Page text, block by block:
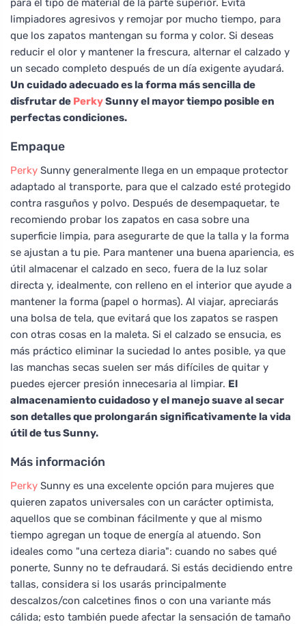
limpiadores agresivos y remojar por mucho tiempo, para
que los zapatos mantengan su forma y color. Si deseas
reducir el olor y mantener la frescura, alternar el calzado y
un secado completo después de un día exigente ayudará.
Un cuidado adecuado es la forma más sencilla de
disfrutar de PerkySunny el mayor tiempo posible en
perfectas condiciones.
Empaque
Perky Sunny generalmente llega en un empaque protector
adaptado al transporte, para que el calzado esté protegido
contra rasguños y polvo. Después de desempaquetar, te
recomiendo probar los zapatos en casa sobre una
superficie limpia, para asegurarte de que la talla y la forma
se ajustan a tu pie. Para mantener una buena apariencia, es
útil almacenar el calzado en seco, fuera de la luz solar
directa y, idealmente, con relleno en el interior que ayude a
mantener la forma (papel o hormas). Al viajar, apreciarás
una bolsa de tela, que evitará que los zapatos se raspen
con otras cosas en la maleta. Si el calzado se ensucia, es
más práctico eliminar la suciedad lo antes posible, ya que
las manchas secas suelen ser más difíciles de quitar y
puedes ejercer presión innecesaria al limpiar. El
almacenamiento cuidadoso y el manejo suave al secar
son detalles que prolongarán significativamente la vida
útil de tus Sunny.
Más información
Perky Sunny es una excelente opción para mujeres que
quieren zapatos universales con un carácter optimista,
aquellos que se combinan fácilmente y que al mismo
tiempo agregan un toque de energía al atuendo. Son
ideales como "una certeza diaria": cuando no sabes qué
ponerte, Sunny no te defraudará. Si estás decidiendo entre
tallas, considera si los usarás principalmente
descalzos/con calcetines finos o con una variante más
cálida; esto también puede afectar la sensación de tamaño